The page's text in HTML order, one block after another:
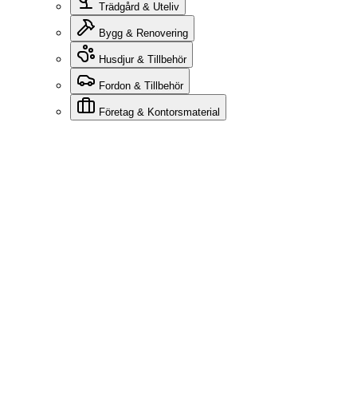
Trädgård & Uteliv
Bygg & Renovering
Husdjur & Tillbehör
Fordon & Tillbehör
Företag & Kontorsmaterial